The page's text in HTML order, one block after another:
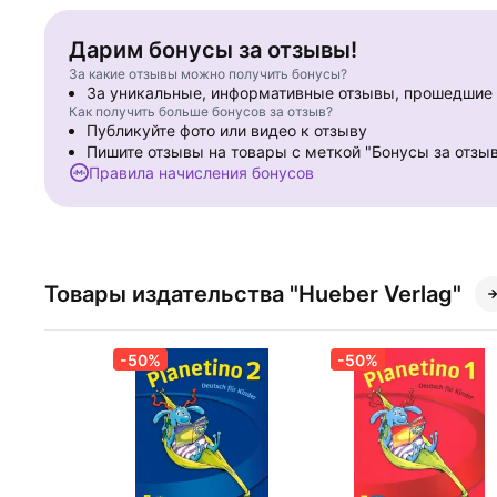
chronologische Liste des aktiven und passiven Wortschatzes
Phonetikübungen sowie die Entwicklung eines Portfolios
Partner- und Gruppenarbeit, Spiele, Lieder und
Im Anschluss an Planetino kann mit Planet 2 und Planet 3
werden.
Дарим бонусы за отзывы!
За какие отзывы можно получить бонусы?
За уникальные, информативные отзывы,
Как получить больше бонусов за отзыв?
Публикуйте фото или видео к отзыву
Пишите отзывы на товары с меткой "Бонусы за
Правила начисления бонусов
Товары издательства "Hueber Verlag"
-50% -50%